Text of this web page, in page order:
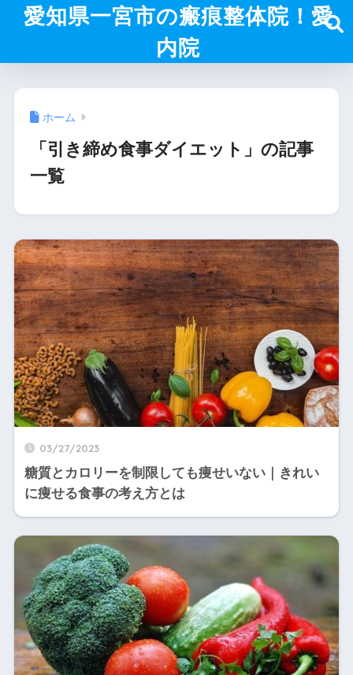
愛知県一宮市の瘢痕整体院！愛
内院
ホーム
「引き締め食事ダイエット」の記事
一覧
03/27/2023
糖質とカロリーを制限しても痩せいない｜きれい
に痩せる食事の考え方とは